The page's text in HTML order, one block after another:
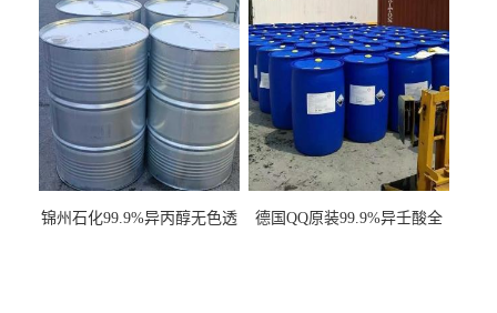
锦州石化99.9%异丙醇无色透
德国QQ原装99.9%异壬酸全